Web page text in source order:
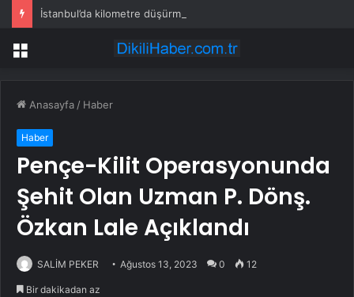
Menü
Anasayfa / Haber
Haber
Pençe-Kilit Operasyonunda
Şehit Olan Uzman P. Dönş.
Özkan Lale Açıklandı
SALİM PEKER Ağustos 13, 2023 0 12
Bir dakikadan az